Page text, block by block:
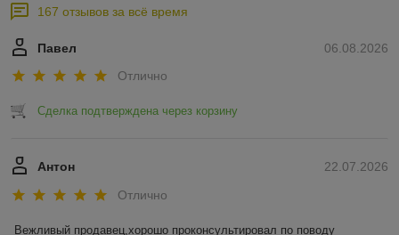
167 отзывов за всё время
06.08.2026
Павел
Отлично
Сделка подтверждена через корзину
22.07.2026
Антон
Отлично
Вежливый продавец,хорошо проконсультировал по поводу